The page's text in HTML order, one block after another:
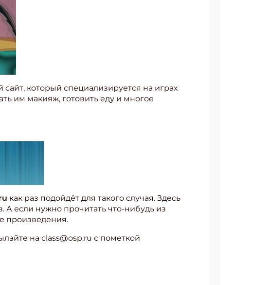
который специализируется на играх
им макияж, готовить еду и многое
как раз подойдёт для такого случая. Здесь
А если нужно прочитать что-нибудь из
произведения.
на class@osp.ru с пометкой